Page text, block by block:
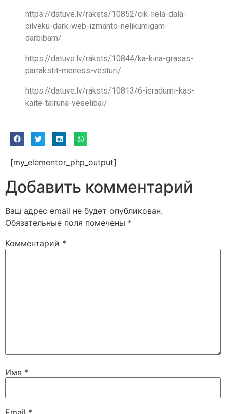
https://datuve.lv/raksts/10852/cik-liela-dala-
cilveku-dark-web-izmanto-nelikumigam-
darbibam/
https://datuve.lv/raksts/10844/ka-kina-grasas-
parrakstit-meness-vesturi/
https://datuve.lv/raksts/10813/6-ieradumi-kas-
kaite-talruna-veselibai/
[my_elementor_php_output]
Добавить комментарий
Ваш адрес email не будет опубликован.
Обязательные поля помечены *
Комментарий *
Имя *